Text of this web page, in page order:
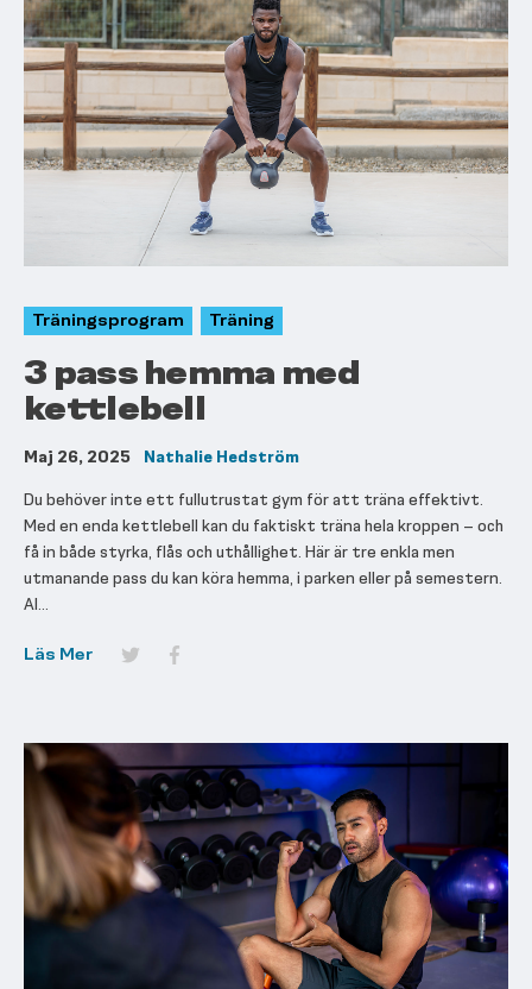
Träningsprogram Träning
3 pass hemma med
kettlebell
Maj 26, 2025
Nathalie Hedström
Du behöver inte ett fullutrustat gym för att träna effektivt.
Med en enda kettlebell kan du faktiskt träna hela kroppen – och
få in både styrka, flås och uthållighet. Här är tre enkla men
utmanande pass du kan köra hemma, i parken eller på semestern.
Al...
Läs Mer